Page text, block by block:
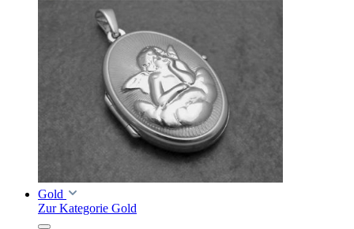
Gold
Zur Kategorie Gold